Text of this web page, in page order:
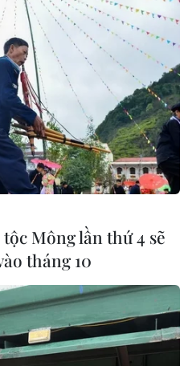
Mông lần thứ 4 sẽ
tháng 10